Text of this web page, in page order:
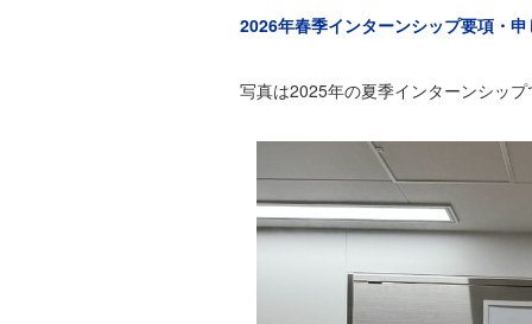
2026年春季インターンシップ要項・申
写真は2025年の夏季インターンシッ